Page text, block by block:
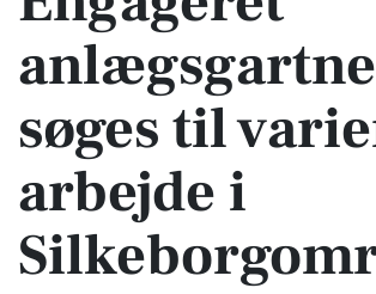
søges til
arbejde i